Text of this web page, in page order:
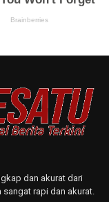
dan akurat dari
rapi dan akurat.